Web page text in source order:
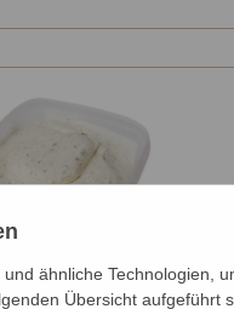
ähnliche Technologien,
Übersicht